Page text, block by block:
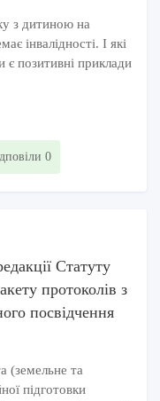
з дитиною на
інвалідності. І які
є позитивні приклади
0
Статуту
протоколів з
посвідчення
(земельне та
підготовки